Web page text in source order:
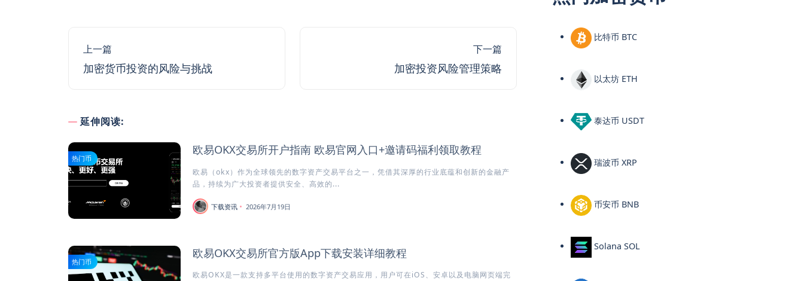
上一篇
加密货币投资的风险与挑战
下一篇
加密投资风险管理策略
延伸阅读:
热门币
欧易OKX交易所开户指南 欧易官网入口+邀请码福利领取教程
欧易（okx）作为全球领先的数字资产交易平台之一，凭借其深厚的行业底蕴和创新的金融产
品，持续为广大投资者提供安全、高效的...
下载资讯 2026年7月19日
热门币
欧易OKX交易所官方版App下载安装详细教程
欧易OKX是一款支持多平台使用的数字资产交易应用，用户可在iOS、安卓以及电脑网页端完
比特币 BTC
以太坊 ETH
泰达币 USDT
瑞波币 XRP
币安币 BNB
Solana SOL